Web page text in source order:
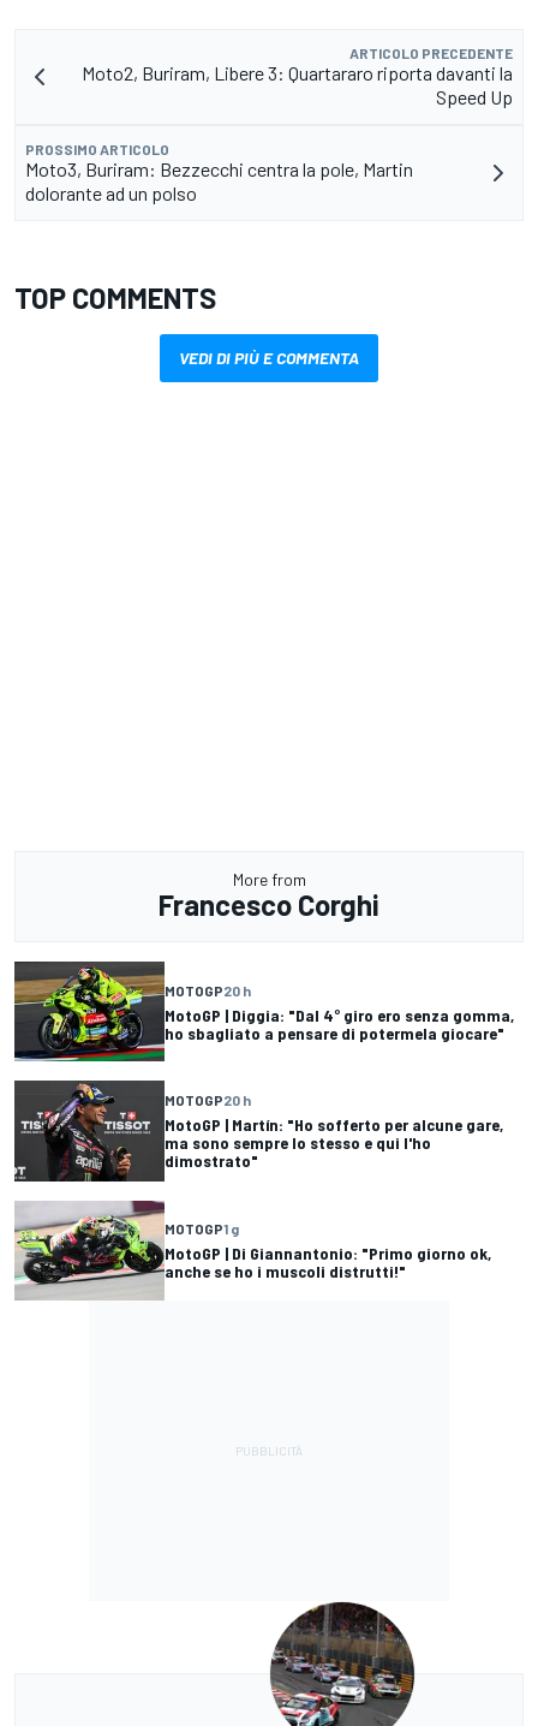
ARTICOLO PRECEDENTE
Moto2, Buriram, Libere 3: Quartararo riporta davanti la
Speed Up
PROSSIMO ARTICOLO
Moto3, Buriram: Bezzecchi centra la pole, Martin
dolorante ad un polso
TOP COMMENTS
VEDI DI PIÙ E COMMENTA
More from
Francesco Corghi
MOTOGP20 h
MotoGP | Diggia: "Dal 4° giro ero senza gomma,
ho sbagliato a pensare di potermela giocare"
MOTOGP20 h
MotoGP | Martín: "Ho sofferto per alcune gare,
ma sono sempre lo stesso e qui l'ho
dimostrato"
MOTOGP1 g
MotoGP | Di Giannantonio: "Primo giorno ok,
anche se ho i muscoli distrutti!"